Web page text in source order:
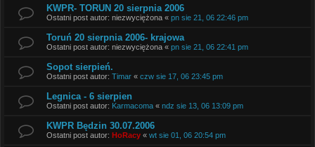
KWPR- TORUN 20 sierpnia 2006
Ostatni post autor: niezwyciężona « pn sie 21, 06 22:46 pm
Toruń 20 sierpnia 2006- krajowa
Ostatni post autor: niezwyciężona « pn sie 21, 06 22:41 pm
Sopot sierpień.
Ostatni post autor: Timar « czw sie 17, 06 23:45 pm
Legnica - 6 sierpien
Ostatni post autor: Karmacoma « ndz sie 13, 06 13:09 pm
KWPR Będzin 30.07.2006
Ostatni post autor: HoRacy « wt sie 01, 06 20:54 pm